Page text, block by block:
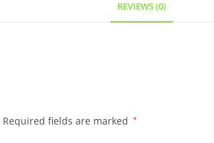
REVIEWS (0)
Required fields are marked *